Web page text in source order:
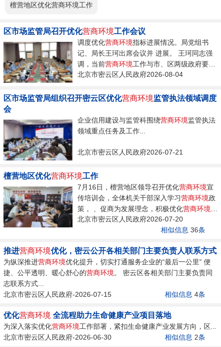
檀营地区优化营商环境工作
区市场监管局召开优化营商环境工作会议
调度优化营商环境指标进展情况。局党组书
记、局长王珂出席会议并 进展。 王珂同志强
调，当前营商环境工作与市、区两级政府要求
仍...
北京市密云区人民政府2026-08-04
区市场监管局组织召开密云区优化营商环境监管执法领域调度
会
企业信用建设与监管科围绕营商环境监管执法
领域重点任务及工作...
北京市密云区人民政府2026-07-21
檀营地区优化营商环境工作
7月16日，檀营地区领导召开优化营商环境宣
传培训会，全体机关干部深入学习营商环境政
策， 、促商为发展理念，积极优化营商环境
7月16日，檀营地区领...
北京市密云区人民政府2026-07-20
相似信息 36条
推进营商环境优化，密云公开各相关部门主要负责人联系方式
为纵深推进营商环境优化提升，切实打通服务企业的“最后一公里” 便
捷、公平透明、暖心舒心的营商环境。 密云区各相关部门主要负责同
志联系方式...
北京市密云区人民政府-2026-07-15
相似信息 4条
优化营商环境 全流程助力生命健康产业项目落地
为深入落实优化营商环境工作部署，紧扣生命健康产业发展方向，区...
北京市密云区人民政府-2026-06-30
相似信息 2条